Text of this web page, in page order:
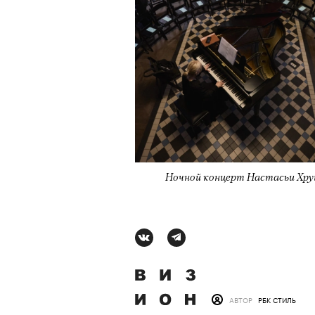
Ночной концерт Настасьи
АВТОР РБК СТИЛЬ